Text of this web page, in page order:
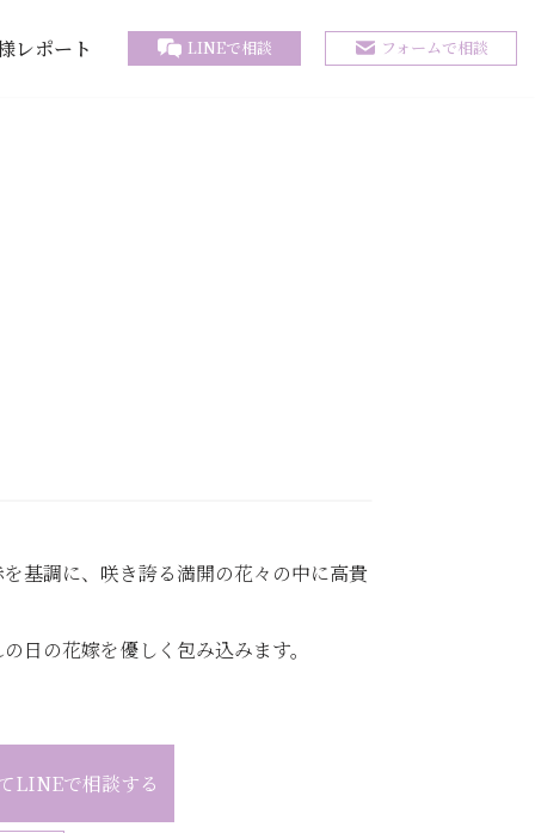
レポート LINEで相談 フォームで相談
基調に、咲き誇る満開の花々の中に高貴
日の花嫁を優しく包み込みます。
LINEで相談する